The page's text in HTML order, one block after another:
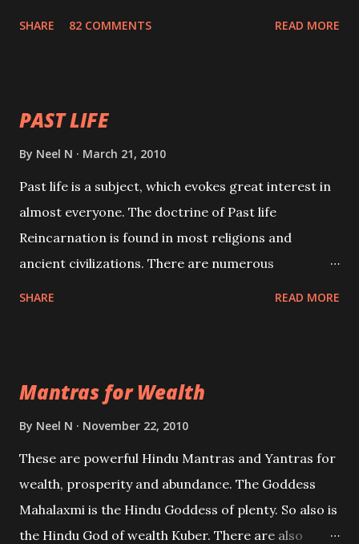
SHARE 82 COMMENTS READ MORE
PAST LIFE
By Neel N March 21, 2010
Past life is a subject, which evokes great interest in
almost everyone. The doctrine of Past life
Reincarnation is found in most religions and
ancient civilizations. There are numerous
be published. Certain real life cases involving past
life or what are believed to be cases of Past life
references will also be published. Our aim is to clear
the air of mystery surrounding anything involving
past life. We will strive as far as possible to remain
SHARE READ MORE
Mantras for Wealth
By Neel N November 22, 2010
These are powerful Hindu Mantras and Yantras for
wealth, prosperity and abundance. The Goddess
Mahalaxmi is the Hindu Goddess of plenty. So also is
the Hindu God of wealth Kuber. There are also